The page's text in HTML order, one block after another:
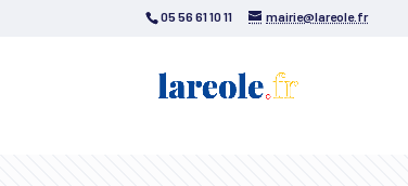
05 56 61 10 11 mairie@lareole.fr